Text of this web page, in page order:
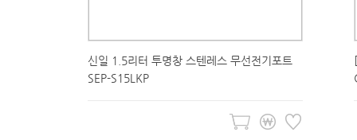
신일 1.5리터 투명창 스텐레스 무선전기포트
SEP-S15LKP